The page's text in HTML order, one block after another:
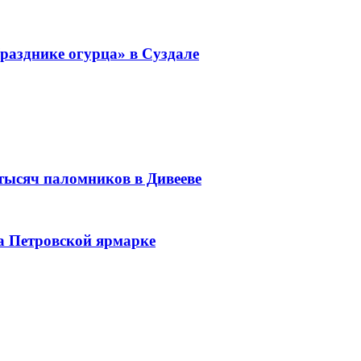
огурца» в Суздале
паломников в Дивееве
Петровской ярмарке